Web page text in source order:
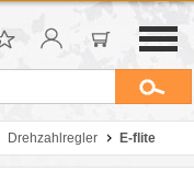
Drehzahlregler E-flite